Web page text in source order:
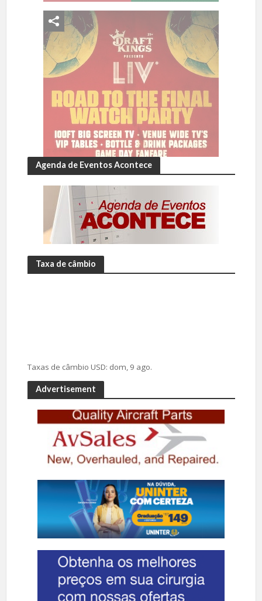
Agenda de Eventos Acontece
Taxa de câmbio
Taxas de câmbio USD: dom, 9 ago.
Advertisement